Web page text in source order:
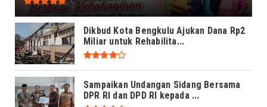
Dikbud Kota Bengkulu Ajukan Dana Rp2
Miliar untuk Rehabilita...
Sampaikan Undangan Sidang Bersama
DPR RI dan DPD RI kepada ...